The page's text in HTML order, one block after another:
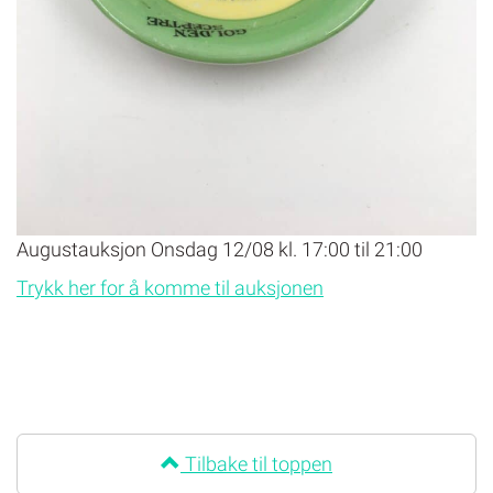
Augustauksjon Onsdag 12/08 kl. 17:00 til 21:00
Trykk her for å komme til auksjonen
Tilbake til toppen